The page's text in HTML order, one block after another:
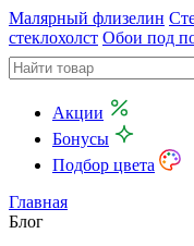
Малярный флизелин
стеклохолст Обои под
Акции
Бонусы
Подбор цвета
Главная
Блог